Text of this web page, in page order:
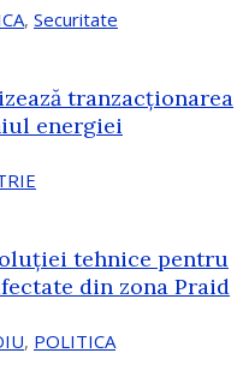
, Securitate
tranzacționarea
energiei
tehnice pentru
din zona Praid
, POLITICA